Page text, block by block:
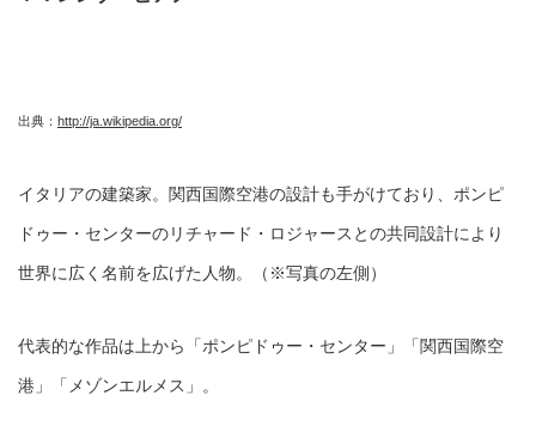
出典： http://ja.wikipedia.org/
イタリアの建築家。関西国際空港の設計も手がけており、ポンピ
ドゥー・センターのリチャード・ロジャースとの共同設計により
世界に広く名前を広げた人物。（※写真の左側）
代表的な作品は上から「ポンピドゥー・センター」「関西国際空
港」「メゾンエルメス」。